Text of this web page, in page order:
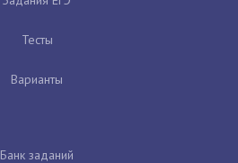
Тесты
Варианты
Банк заданий